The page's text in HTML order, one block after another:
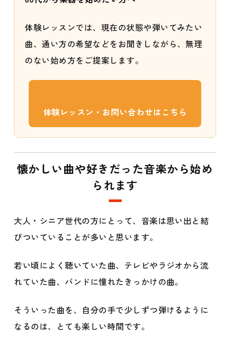
体験レッスンでは、現在の状態や弾いてみたい
曲、通い方の希望などをお聞きしながら、無理
のない始め方をご提案します。
体験レッスン・お問い合わせはこちら
懐かしい曲や好きだった音楽から始め
られます
大人・シニア世代の方にとって、音楽は思い出と結
びついていることが多いと思います。
若い頃によく聴いていた曲、テレビやラジオから流
れていた曲、バンドに憧れたきっかけの曲。
そういった曲を、自分の手で少しずつ弾けるように
なるのは、とても楽しい時間です。